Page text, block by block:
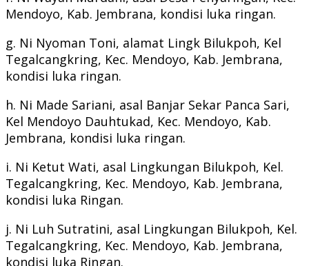
Mendoyo, Kab. Jembrana, kondisi luka ringan.
g. Ni Nyoman Toni, alamat Lingk Bilukpoh, Kel
Tegalcangkring, Kec. Mendoyo, Kab. Jembrana,
kondisi luka ringan.
h. Ni Made Sariani, asal Banjar Sekar Panca Sari,
Kel Mendoyo Dauhtukad, Kec. Mendoyo, Kab.
Jembrana, kondisi luka ringan.
i. Ni Ketut Wati, asal Lingkungan Bilukpoh, Kel.
Tegalcangkring, Kec. Mendoyo, Kab. Jembrana,
kondisi luka Ringan.
j. Ni Luh Sutratini, asal Lingkungan Bilukpoh, Kel.
Tegalcangkring, Kec. Mendoyo, Kab. Jembrana,
kondisi luka Ringan.